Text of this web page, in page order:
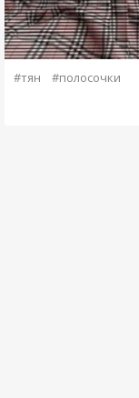
#тян #полосочки